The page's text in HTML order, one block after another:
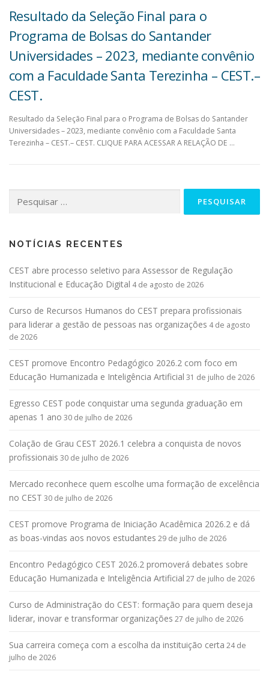
Resultado da Seleção Final para o
Programa de Bolsas do Santander
Universidades – 2023, mediante convênio
com a Faculdade Santa Terezinha – CEST.–
CEST.
Resultado da Seleção Final para o Programa de Bolsas do Santander
Universidades – 2023, mediante convênio com a Faculdade Santa
Terezinha – CEST.– CEST. CLIQUE PARA ACESSAR A RELAÇÃO DE …
NOTÍCIAS RECENTES
CEST abre processo seletivo para Assessor de Regulação
Institucional e Educação Digital 4 de agosto de 2026
Curso de Recursos Humanos do CEST prepara profissionais
para liderar a gestão de pessoas nas organizações 4 de agosto
de 2026
CEST promove Encontro Pedagógico 2026.2 com foco em
Educação Humanizada e Inteligência Artificial 31 de julho de 2026
Egresso CEST pode conquistar uma segunda graduação em
apenas 1 ano 30 de julho de 2026
Colação de Grau CEST 2026.1 celebra a conquista de novos
profissionais 30 de julho de 2026
Mercado reconhece quem escolhe uma formação de excelência
no CEST 30 de julho de 2026
CEST promove Programa de Iniciação Acadêmica 2026.2 e dá
as boas-vindas aos novos estudantes 29 de julho de 2026
Encontro Pedagógico CEST 2026.2 promoverá debates sobre
Educação Humanizada e Inteligência Artificial 27 de julho de 2026
Curso de Administração do CEST: formação para quem deseja
liderar, inovar e transformar organizações 27 de julho de 2026
Sua carreira começa com a escolha da instituição certa 24 de
julho de 2026